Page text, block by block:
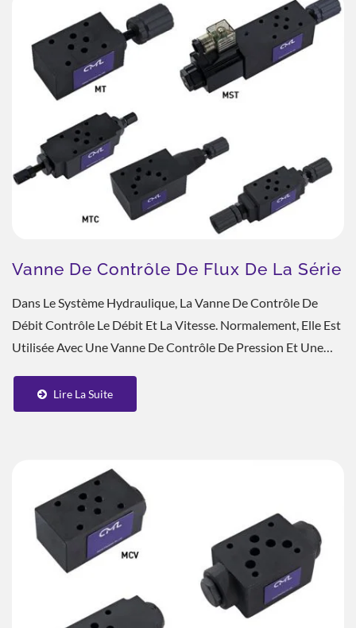
Vanne De Contrôle De Flux De La Série
Dans Le Système Hydraulique, La Vanne De Contrôle De
Débit Contrôle Le Débit Et La Vitesse. Normalement, Elle Est
Utilisée Avec Une Vanne De Contrôle De Pression Et Une
Lire La Suite